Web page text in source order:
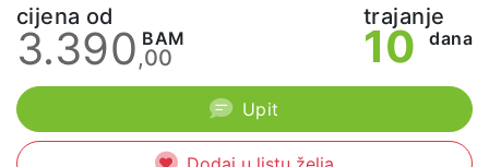
cijena od
3.390 BAM
,00
trajanje
10 dana
Upit